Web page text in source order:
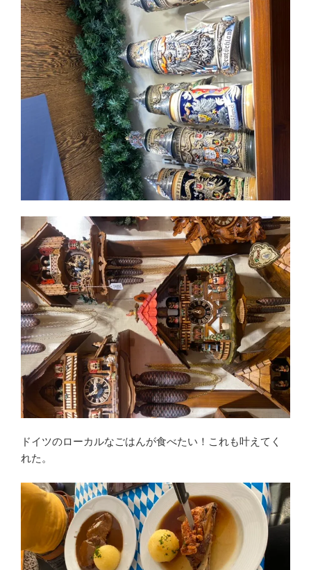
ドイツのローカルなごはんが食べたい！これも叶えてく
れた。